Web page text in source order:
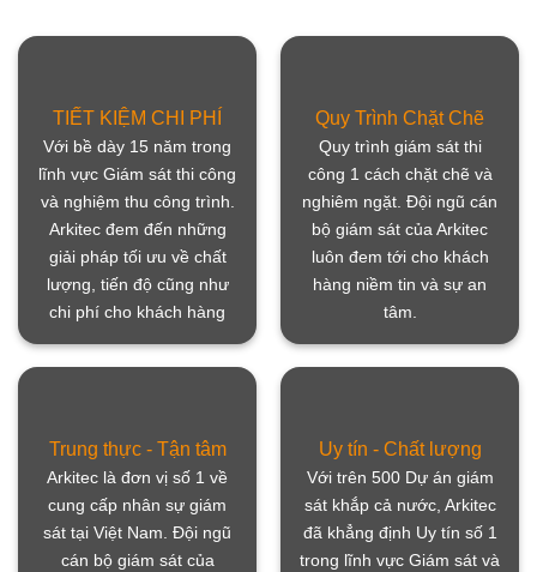
TIẾT KIỆM CHI PHÍ
Với bề dày 15 năm trong
lĩnh vực Giám sát thi công
và nghiệm thu công trình.
Arkitec đem đến những
giải pháp tối ưu về chất
lượng, tiến độ cũng như
chi phí cho khách hàng
Quy Trình Chặt Chẽ
Quy trình giám sát thi
công 1 cách chặt chẽ và
nghiêm ngặt. Đội ngũ cán
bộ giám sát của Arkitec
luôn đem tới cho khách
hàng niềm tin và sự an
tâm.
Trung thực - Tận tâm
Arkitec là đơn vị số 1 về
cung cấp nhân sự giám
sát tại Việt Nam. Đội ngũ
cán bộ giám sát của
Uy tín - Chất lượng
Với trên 500 Dự án giám
sát khắp cả nước, Arkitec
đã khẳng định Uy tín số 1
trong lĩnh vực Giám sát và